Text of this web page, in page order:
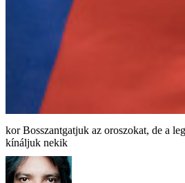
Bosszantgatjuk az oroszokat, de a
kínáljuk nekik